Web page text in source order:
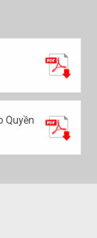
Quyền